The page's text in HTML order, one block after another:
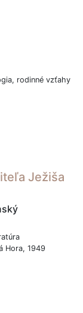
rodinné vzťahy
Ježiša
Hora, 1949